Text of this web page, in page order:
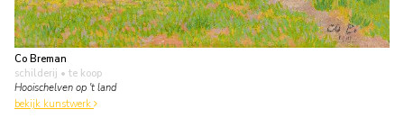
Co Breman
schilderij • te koop
Hooischelven op 't land
bekijk kunstwerk